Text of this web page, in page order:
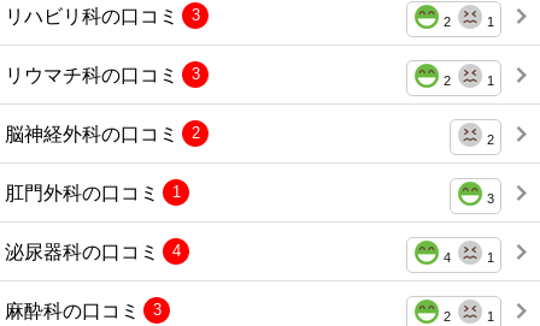
リハビリ科の口コミ 2 1
3
リウマチ科の口コミ 2 1
3
脳神経外科の口コミ 2
2
肛門外科の口コミ 3
1
泌尿器科の口コミ 4 1
4
麻酔科の口コミ 2 1
3